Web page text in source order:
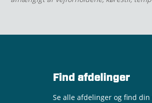
Find afdelinger
Se alle afdelinger og find